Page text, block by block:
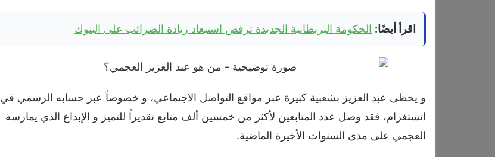
اقرأ أيضًا: الحكومة البريطانية الجديدة ترفض استبعاد زيادة الضرائب على البنوك
و يحظى عبد العزيز بشعبية كبيرة عبر مواقع التواصل الاجتماعي، و خصوصاً عبر حسابه الرسمي في
انستغرام، فقد وصل عدد المتابعين لأكثر من خمسين ألف متابع تقديراً للتميز و الإبداع الذي يمارسه
العجمي على مدى السنوات الأخيرة الماضية.